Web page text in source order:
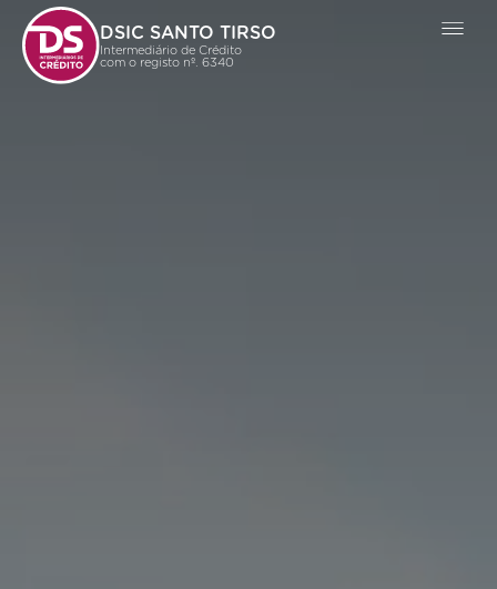
DSIC SANTO TIRSO
Intermediário de Crédito
com o registo nº. 6340